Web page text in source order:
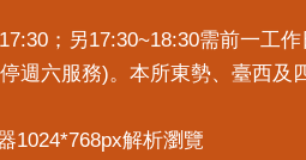
；另17:30~18:30需前一工
週六服務)。本所東勢、臺西
1024*768px解析瀏覽